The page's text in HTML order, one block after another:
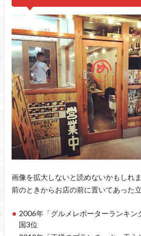
画像を拡大しないと読めないかもしれ
前のときからお店の前に置いてあった
2006年「グルメレポーターランキン
国3位